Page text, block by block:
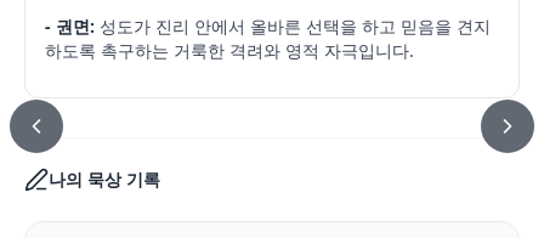
- 권면: 성도가 진리 안에서 올바른 선택을 하고 믿음을 견지
하도록 촉구하는 거룩한 격려와 영적 자극입니다.
나의 묵상 기록